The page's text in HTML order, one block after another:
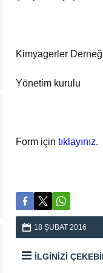
Kimyagerler
Yönetim kurulu
Form için tıklayınız.
18 ŞUBAT 2016
İLGİNİZİ